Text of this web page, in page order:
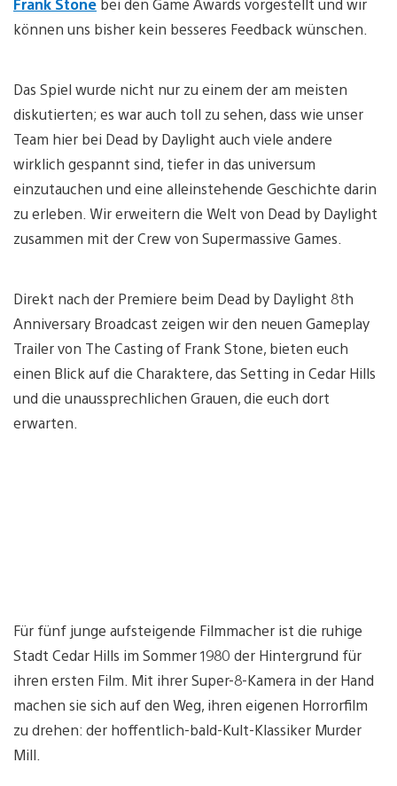
können uns bisher kein besseres Feedback wünschen.
Das Spiel wurde nicht nur zu einem der am meisten
diskutierten; es war auch toll zu sehen, dass wie unser
Team hier bei Dead by Daylight auch viele andere
wirklich gespannt sind, tiefer in das universum
einzutauchen und eine alleinstehende Geschichte darin
zu erleben. Wir erweitern die Welt von Dead by Daylight
zusammen mit der Crew von Supermassive Games.
Direkt nach der Premiere beim Dead by Daylight 8th
Anniversary Broadcast zeigen wir den neuen Gameplay
Trailer von The Casting of Frank Stone, bieten euch
einen Blick auf die Charaktere, das Setting in Cedar Hills
und die unaussprechlichen Grauen, die euch dort
erwarten.
Für fünf junge aufsteigende Filmmacher ist die ruhige
Stadt Cedar Hills im Sommer 1980 der Hintergrund für
ihren ersten Film. Mit ihrer Super-8-Kamera in der Hand
machen sie sich auf den Weg, ihren eigenen Horrorfilm
zu drehen: der hoffentlich-bald-Kult-Klassiker Murder
Mill.